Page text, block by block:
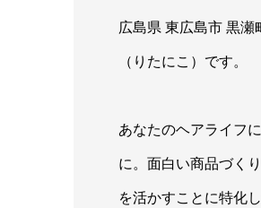
広島県 東広島市 黒
（りたにこ）です。
あなたのヘアライフ
に。面白い商品づく
を活かすことに特化